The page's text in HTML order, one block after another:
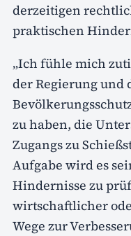
derzeitigen
praktischen
„Ich fühle mich
der Regierung und
zu haben, die
Zugangs zu
Aufgabe wird es
Hindernisse zu
wirtschaftlicher
Wege zur